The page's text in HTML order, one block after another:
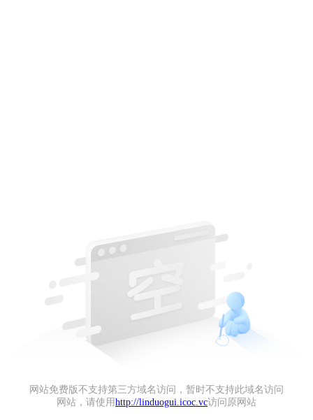
网站免费版不支持第三方域名访问，暂时不支持此域名访问
网站，请使用 http://linduogui.icoc.vc访问原网站